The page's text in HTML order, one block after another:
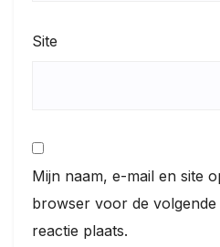
Site
Mijn naam, e-mail en site
browser voor de
reactie plaats.